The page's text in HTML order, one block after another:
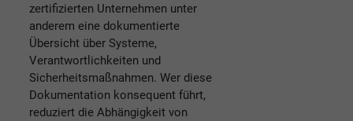
zertifizierten Unternehmen unter
anderem eine dokumentierte
Übersicht über Systeme,
Verantwortlichkeiten und
Sicherheitsmaßnahmen. Wer diese
Dokumentation konsequent führt,
reduziert die Abhängigkeit von